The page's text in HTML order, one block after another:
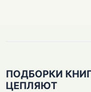
ПОДБОРКИ
ЦЕПЛЯЮТ